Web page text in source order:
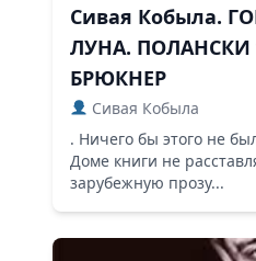
Сивая Кобыла.
ЛУНА. ПОЛАНСКИ
БРЮКНЕР
Сивая Кобыла
. Ничего бы этого не
Доме книги не
зарубежную прозу...